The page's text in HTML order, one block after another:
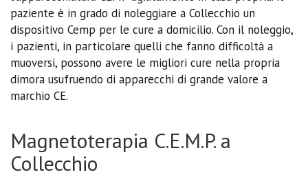
paziente è in grado di noleggiare a Collecchio un
dispositivo Cemp per le cure a domicilio. Con il noleggio,
i pazienti, in particolare quelli che fanno difficoltà a
muoversi, possono avere le migliori cure nella propria
dimora usufruendo di apparecchi di grande valore a
marchio CE.
Magnetoterapia C.E.M.P. a
Collecchio